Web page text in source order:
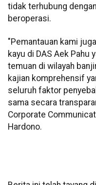
tidak terhubung
beroperasi.
"Pemantauan kami
kayu di DAS Aek Pahu
temuan di wilayah
kajian komprehensif
seluruh faktor
sama secara
Corporate
Hardono.